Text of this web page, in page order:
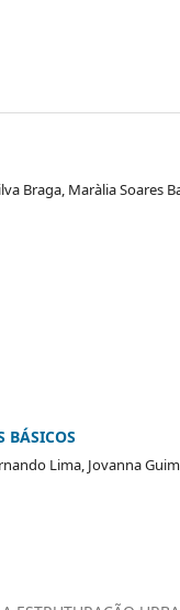
Braga, Marà­lia Soares
BÁSICOS
Lima, Jovanna